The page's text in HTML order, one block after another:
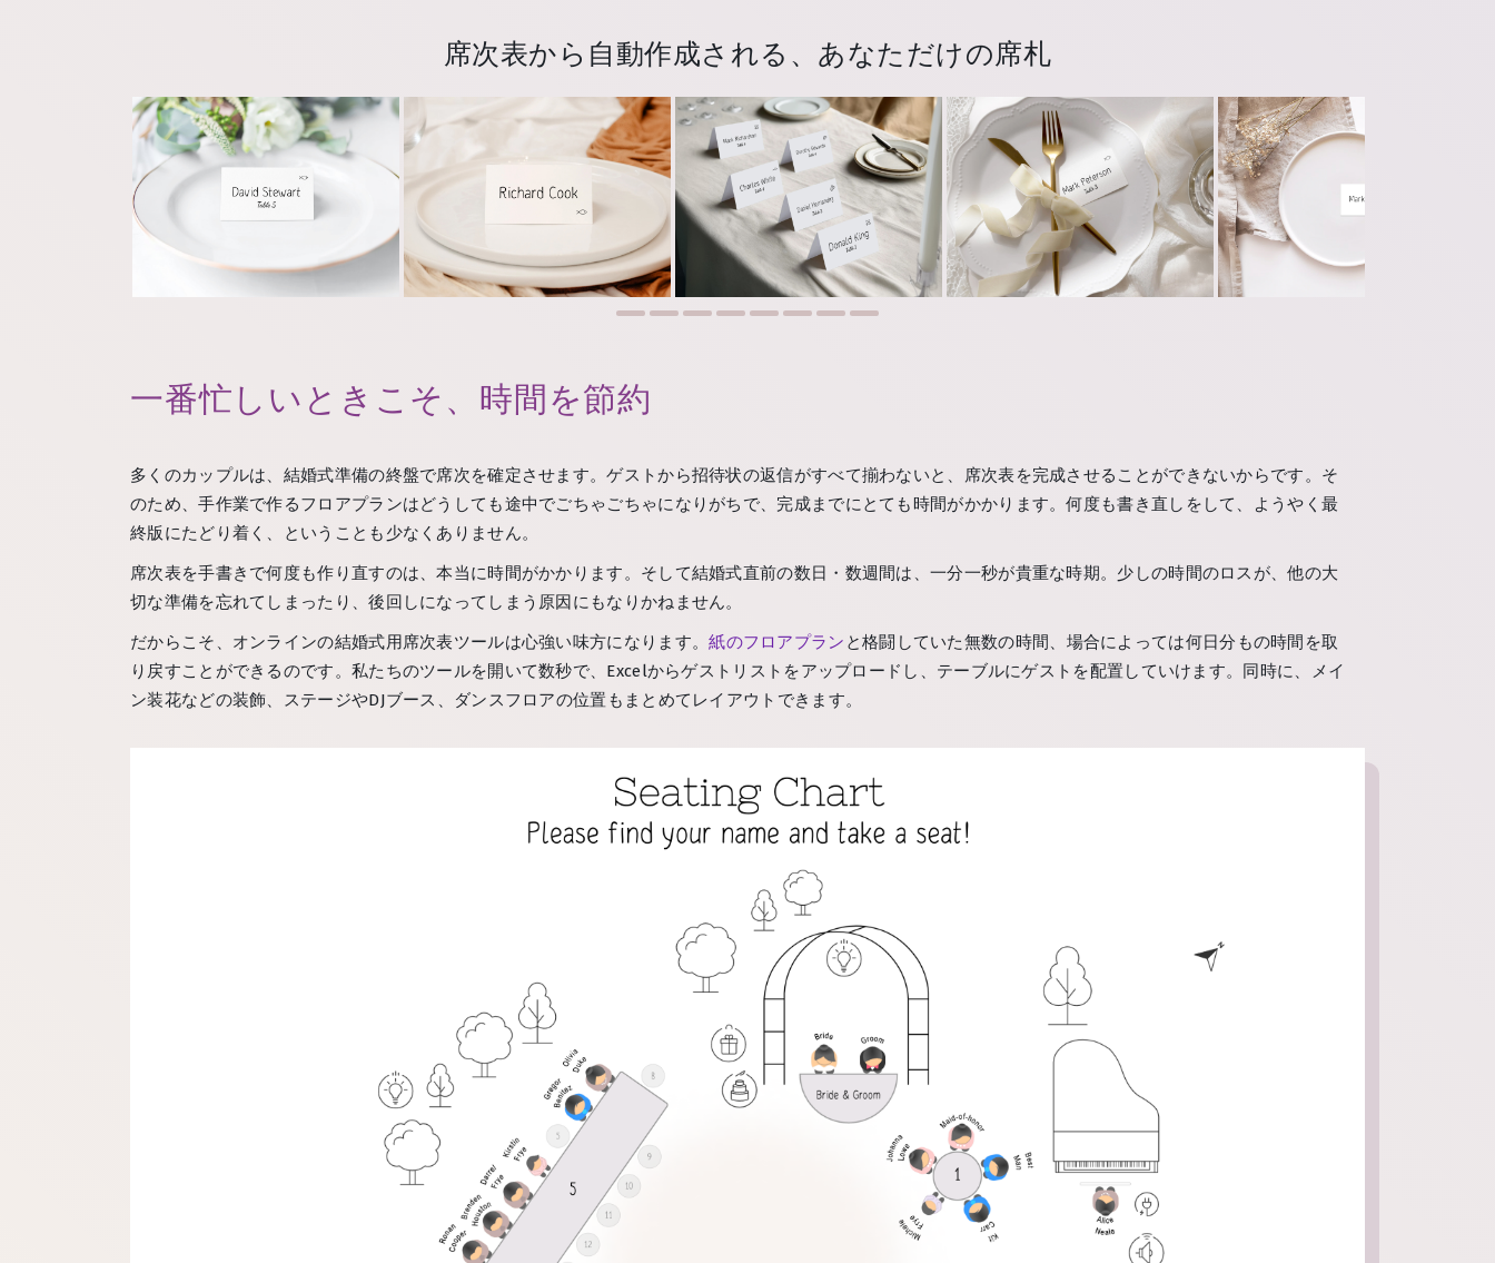
席次表から自動作成される、あなただけの席札
一番忙しいときこそ、時間を節約
多くのカップルは、結婚式準備の終盤で席次を確定させます。ゲストから招待状の返信がすべて揃わないと、席次表を完成させることができないからです。そ
のため、手作業で作るフロアプランはどうしても途中でごちゃごちゃになりがちで、完成までにとても時間がかかります。何度も書き直しをして、ようやく最
終版にたどり着く、ということも少なくありません。
席次表を手書きで何度も作り直すのは、本当に時間がかかります。そして結婚式直前の数日・数週間は、一分一秒が貴重な時期。少しの時間のロスが、他の大
切な準備を忘れてしまったり、後回しになってしまう原因にもなりかねません。
だからこそ、オンラインの結婚式用席次表ツールは心強い味方になります。紙のフロアプラン と格闘していた無数の時間、場合によっては何日分もの時間を取
り戻すことができるのです。私たちのツールを開いて数秒で、Excelからゲストリストをアップロードし、テーブルにゲストを配置していけます。同時に、メイ
ン装花などの装飾、ステージやDJブース、ダンスフロアの位置もまとめてレイアウトできます。